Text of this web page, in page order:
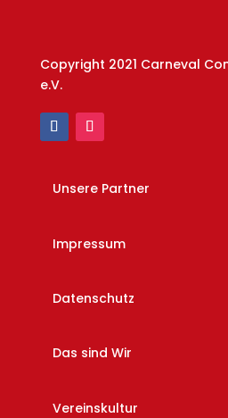
Copyright 2021 Carneval
e.V.
Unsere Partner
Impressum
Datenschutz
Das sind Wir
Vereinskultur